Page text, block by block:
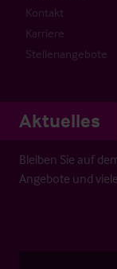
Kontakt
Karriere
Stellenangebote
Aktuelles
Bleiben Sie auf
Angebote und